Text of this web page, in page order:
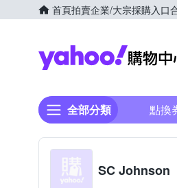
首頁拍賣企業/大宗採購入口
全部分類 點換
SC Johnson